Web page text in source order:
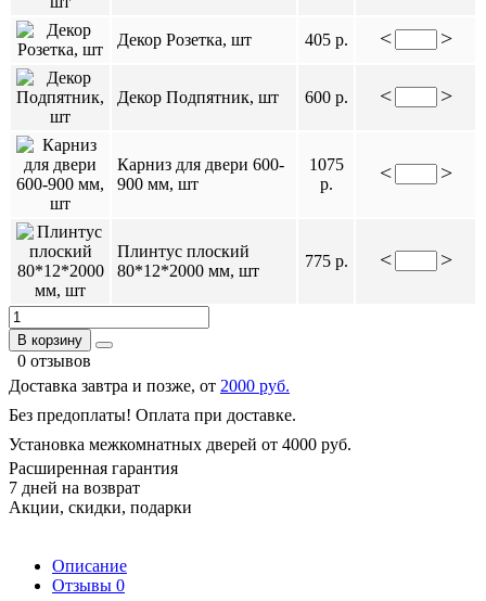
Декор Розетка, шт 405 р. < >
Декор Подпятник, шт 600 р. < >
Карниз для двери 600-
900 мм, шт
1075
р.
< >
Плинтус плоский
80*12*2000 мм, шт
775 р. < >
В корзину
0 отзывов
Доставка завтра и позже, от 2000 руб.
Без предоплаты! Оплата при доставке.
Установка межкомнатных дверей от 4000 руб.
Расширенная гарантия
7 дней на возврат
Акции, скидки, подарки
Описание
Отзывы 0